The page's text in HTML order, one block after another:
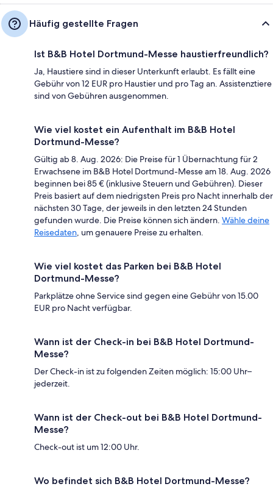
Häufig gestellte Fragen
Ist B&B Hotel Dortmund-Messe haustierfreundlich?
Ja, Haustiere sind in dieser Unterkunft erlaubt. Es fällt eine
Gebühr von 12 EUR pro Haustier und pro Tag an. Assistenztiere
sind von Gebühren ausgenommen.
Wie viel kostet ein Aufenthalt im B&B Hotel
Dortmund-Messe?
Gültig ab 8. Aug. 2026: Die Preise für 1 Übernachtung für 2
Erwachsene im B&B Hotel Dortmund-Messe am 18. Aug. 2026
beginnen bei 85 € (inklusive Steuern und Gebühren). Dieser
Preis basiert auf dem niedrigsten Preis pro Nacht innerhalb der
nächsten 30 Tage, der jeweils in den letzten 24 Stunden
gefunden wurde. Die Preise können sich ändern. Wähle deine
Reisedaten, um genauere Preise zu erhalten.
Wie viel kostet das Parken bei B&B Hotel
Dortmund-Messe?
Parkplätze ohne Service sind gegen eine Gebühr von 15.00
EUR pro Nacht verfügbar.
Wann ist der Check-in bei B&B Hotel Dortmund-
Messe?
Der Check-in ist zu folgenden Zeiten möglich: 15:00 Uhr–
jederzeit.
Wann ist der Check-out bei B&B Hotel Dortmund-
Messe?
Check-out ist um 12:00 Uhr.
Wo befindet sich B&B Hotel Dortmund-Messe?